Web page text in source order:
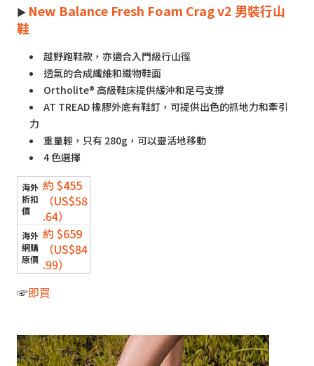
► New Balance Fresh Foam Crag v2 男裝行山
鞋
越野跑鞋款，亦適合入門級行山徑
透氣的合成纖維和織物鞋面
Ortholite® 高級鞋床提供緩沖和足弓支撐
AT TREAD 橡膠外底有鞋釘，可提供出色的抓地力和牽引
力
重量輕，只有 280g，可以靈活地移動
4 色選擇
約 $455
（US$58
.64）
約 $659
（US$84
.99）
☞即買